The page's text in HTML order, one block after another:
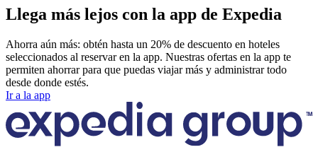
Llega más lejos con la app de Expedia
Ahorra aún más: obtén hasta un 20% de descuento en hoteles
seleccionados al reservar en la app. Nuestras ofertas en la app te
permiten ahorrar para que puedas viajar más y administrar todo
desde donde estés.
Ir a la app